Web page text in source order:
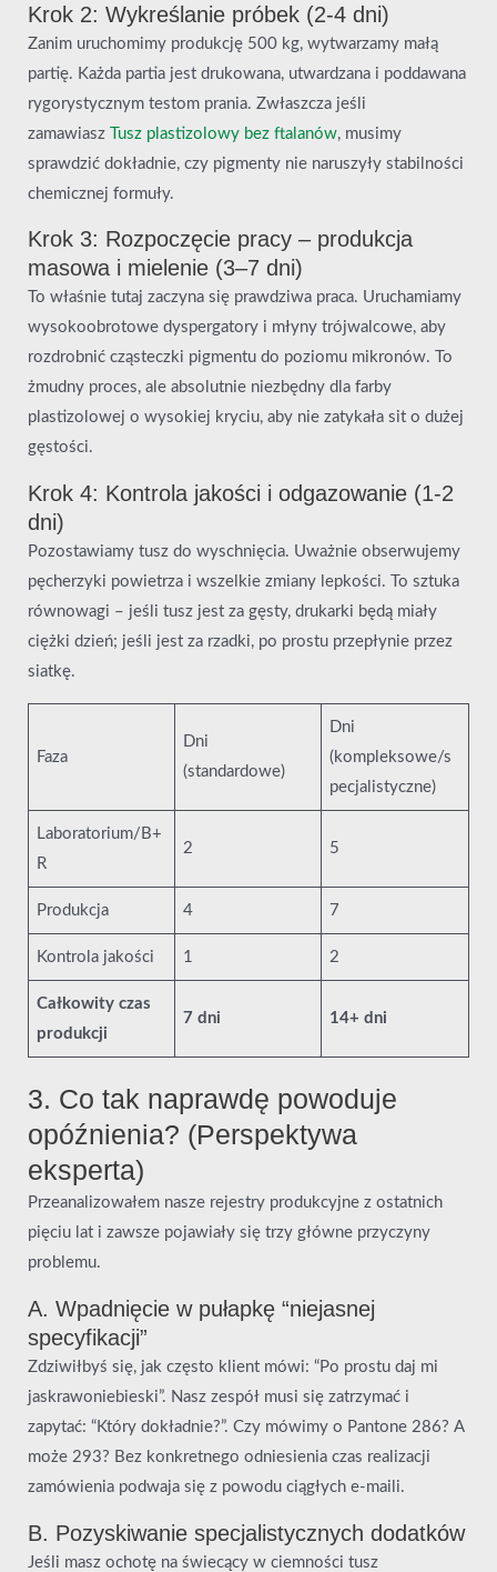
Krok 2: Wykreślanie próbek (2-4 dni)
Zanim uruchomimy produkcję 500 kg, wytwarzamy małą
partię. Każda partia jest drukowana, utwardzana i poddawana
rygorystycznym testom prania. Zwłaszcza jeśli
zamawiasz
Tusz plastizolowy bez ftalanów, musimy
sprawdzić dokładnie, czy pigmenty nie naruszyły stabilności
chemicznej formuły.
Krok 3: Rozpoczęcie pracy – produkcja
masowa i mielenie (3–7 dni)
To właśnie tutaj zaczyna się prawdziwa praca. Uruchamiamy
wysokoobrotowe dyspergatory i młyny trójwalcowe, aby
rozdrobnić cząsteczki pigmentu do poziomu mikronów. To
żmudny proces, ale absolutnie niezbędny dla farby
plastizolowej o wysokiej kryciu, aby nie zatykała sit o dużej
gęstości.
Krok 4: Kontrola jakości i odgazowanie (1-2
dni)
Pozostawiamy tusz do wyschnięcia. Uważnie obserwujemy
pęcherzyki powietrza i wszelkie zmiany lepkości. To sztuka
równowagi – jeśli tusz jest za gęsty, drukarki będą miały
ciężki dzień; jeśli jest za rzadki, po prostu przepłynie przez
siatkę.
Faza
Dni
(standardowe)
Dni
(kompleksowe/s
pecjalistyczne)
Laboratorium/B+
R
2 5
Produkcja 4 7
Kontrola jakości 1 2
Całkowity czas
produkcji
7 dni 14+ dni
3. Co tak naprawdę powoduje
opóźnienia? (Perspektywa
eksperta)
Przeanalizowałem nasze rejestry produkcyjne z ostatnich
pięciu lat i zawsze pojawiały się trzy główne przyczyny
problemu.
A. Wpadnięcie w pułapkę “niejasnej
specyfikacji”
Zdziwiłbyś się, jak często klient mówi: “Po prostu daj mi
jaskrawoniebieski”. Nasz zespół musi się zatrzymać i
zapytać: “Który dokładnie?”. Czy mówimy o Pantone 286? A
może 293? Bez konkretnego odniesienia czas realizacji
zamówienia podwaja się z powodu ciągłych e-maili.
B. Pozyskiwanie specjalistycznych dodatków
Jeśli masz ochotę na świecący w ciemności tusz